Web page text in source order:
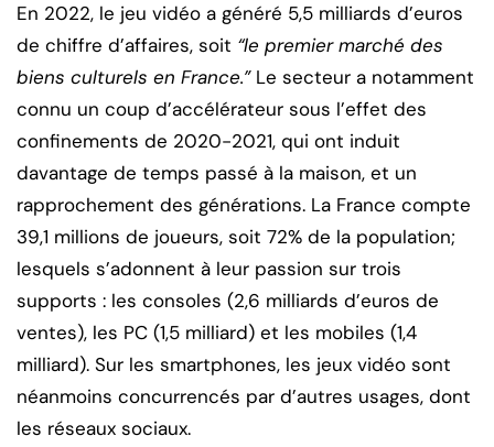
En 2022, le jeu vidéo a généré 5,5 milliards d’euros
de chiffre d’affaires, soit “le premier marché des
biens culturels en France.”Le secteur a notamment
connu un coup d’accélérateur sous l’effet des
confinements de 2020-2021, qui ont induit
davantage de temps passé à la maison, et un
rapprochement des générations. La France compte
39,1 millions de joueurs, soit 72% de la population;
lesquels s’adonnent à leur passion sur trois
supports : les consoles (2,6 milliards d’euros de
ventes), les PC (1,5 milliard) et les mobiles (1,4
milliard). Sur les smartphones, les jeux vidéo sont
néanmoins concurrencés par d’autres usages, dont
les réseaux sociaux.